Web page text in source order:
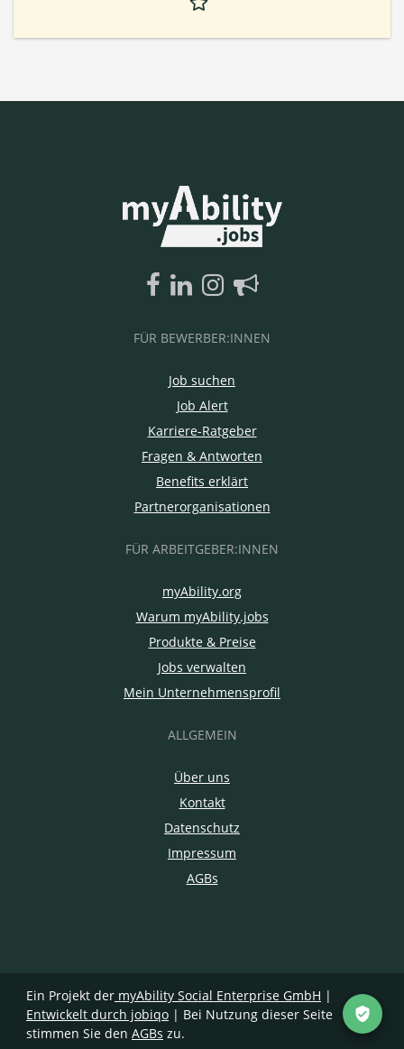
FÜR BEWERBER:INNEN
Job suchen
Job Alert
Karriere-Ratgeber
Fragen & Antworten
Benefits erklärt
Partnerorganisationen
FÜR ARBEITGEBER:INNEN
myAbility.org
Warum myAbility.jobs
Produkte & Preise
Jobs verwalten
Mein Unternehmensprofil
ALLGEMEIN
Über uns
Kontakt
Datenschutz
Impressum
AGBs
Ein Projekt der myAbility Social Enterprise GmbH |
Entwickelt durch jobiqo | Bei Nutzung dieser Seite
stimmen Sie den AGBs zu.